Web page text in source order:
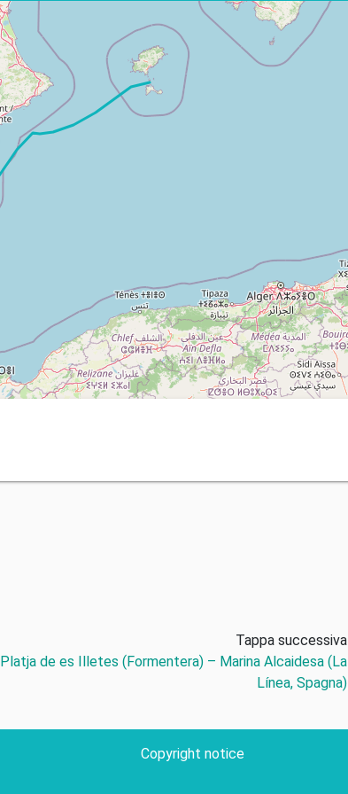
Tappa successiva
Platja de es Illetes (Formentera) – Marina Alcaidesa (La
Línea, Spagna)
Copyright notice